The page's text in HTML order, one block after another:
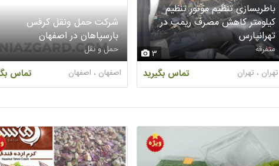
3
باطریسازی تنظیم موتور تنظیم
کیلومتر کاهش مصرف ریمپ در
تهرانپارس
متفرقه
تماس بگیرید تهران ، تهران
شرکت حمل ونقل کرفس
بارسپاهان در اصفهان
حمل و نقل
تماس اصفهان ، اصفهان